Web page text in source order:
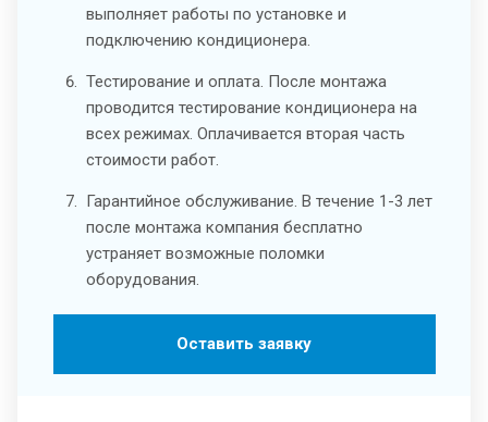
выполняет работы по установке и
подключению кондиционера.
Тестирование и оплата. После монтажа
проводится тестирование кондиционера на
всех режимах. Оплачивается вторая часть
стоимости работ.
Гарантийное обслуживание. В течение 1-3 лет
после монтажа компания бесплатно
устраняет возможные поломки
оборудования.
Оставить заявку